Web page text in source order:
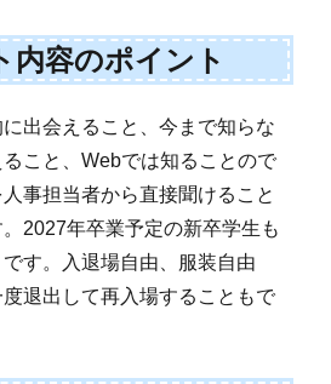
内容のポイント
出会えること、今まで知らな
こと、Webでは知ることので
事担当者から直接聞けること
2027年卒業予定の新卒学生も
す。入退場自由、服装自由
退出して再入場することもで